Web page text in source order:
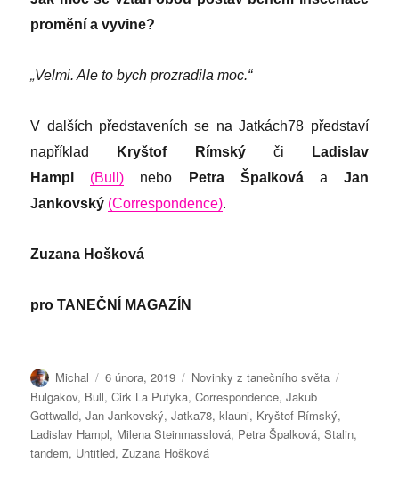
promění a vyvine?
„Velmi. Ale to bych prozradila moc.“
V dalších představeních se na Jatkách78 představí
například
Kryštof Rímskýči
Ladislav
Hampl (Bull) nebo Petra Špalkováa Jan
Jankovský (Correspondence).
Zuzana Hošková
pro TANEČNÍ MAGAZÍN
Autor:
Michal Publikováno:
6 února, 2019 Rubriky:
Novinky z tanečního světa
Bulgakov, Bull,Cirk La Putyka,Correspondence,Jakub
Gottwalld,Jan Jankovský,Jatka78,klauni, Kryštof Rímský,
Ladislav Hampl, Milena Steinmasslová, Petra Špalková,Stalin,
tandem, Untitled,Zuzana Hošková